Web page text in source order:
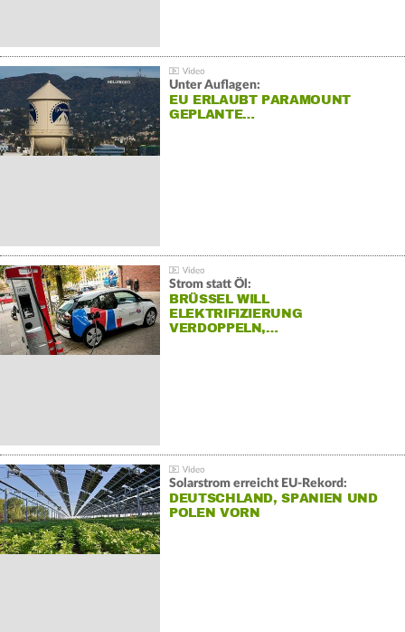
Unter Auflagen:
EU ERLAUBT PARAMOUNT
GEPLANTE…
Strom statt Öl:
BRÜSSEL WILL
ELEKTRIFIZIERUNG
VERDOPPELN,…
Solarstrom erreicht EU-Rekord:
DEUTSCHLAND, SPANIEN UND
POLEN VORN